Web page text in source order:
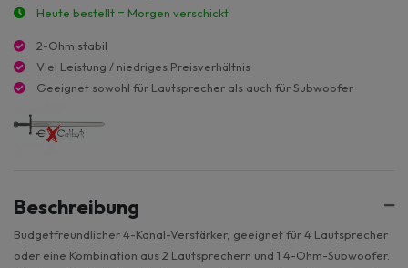
2-Ohm stabil
Viel Leistung / niedriges Preisverhältnis
Geeignet sowohl für Lautsprecher als auch für Subwoofer
Heute bestellt = Morgen verschickt
Beschreibung
Budgetfreundlicher 4-Kanal-Verstärker, geeignet für 4 Lautsprecher
oder eine Kombination aus 2 Lautsprechern und 1 4-Ohm-Subwoofer.